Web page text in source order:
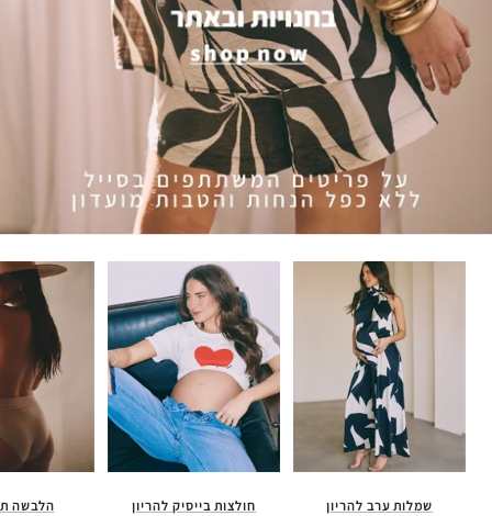
שמלות ערב להריון חולצות בייסיק להריון הלבשה